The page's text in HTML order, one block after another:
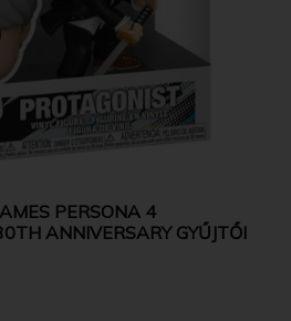
PERSONA 4
ANNIVERSARY GYŰJTŐI